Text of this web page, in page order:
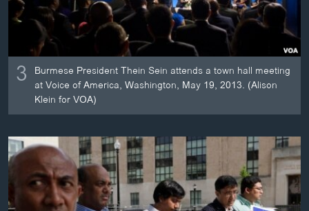
3 Burmese President Thein Sein attends a town hall meeting
at Voice of America, Washington, May 19, 2013. (Alison
Klein for VOA)